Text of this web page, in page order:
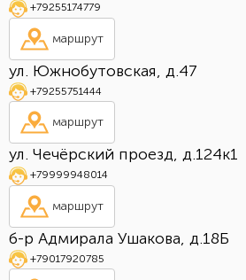
+79255174779
маршрут
ул. Южнобутовская, д.47
+79255751444
маршрут
ул. Чечёрский проезд, д.124к1
+79999948014
маршрут
б-р Адмирала Ушакова, д.18Б
+79017920785